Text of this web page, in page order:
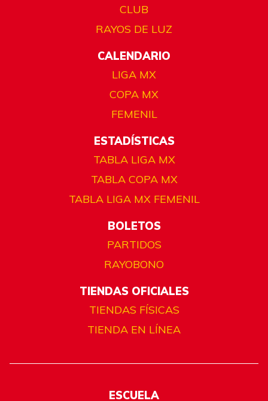
CLUB
RAYOS DE LUZ
CALENDARIO
LIGA MX
COPA MX
FEMENIL
ESTADÍSTICAS
TABLA LIGA MX
TABLA COPA MX
TABLA LIGA MX FEMENIL
BOLETOS
PARTIDOS
RAYOBONO
TIENDAS OFICIALES
TIENDAS FÍSICAS
TIENDA EN LÍNEA
ESCUELA